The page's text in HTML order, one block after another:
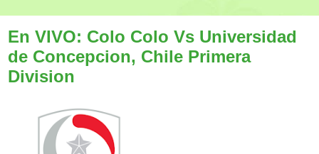
En VIVO: Colo Colo Vs Universidad
de Concepcion, Chile Primera
Division